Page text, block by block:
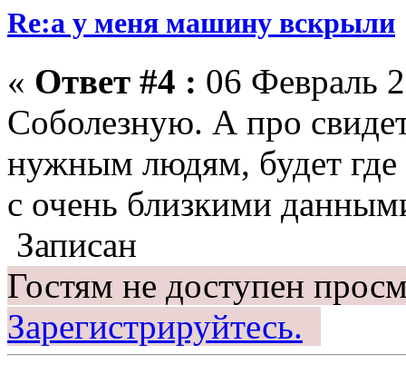
Re:а у меня машину вскрыли
« Ответ #4 : 06 Февраль
Соболезную. А про
нужным людям, будет где
с очень близкими
Записан
Гостям не доступен
Зарегистрируйтесь.